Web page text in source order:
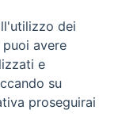
riservati - Vita
Torna
dei
avere
e
su
proseguirai